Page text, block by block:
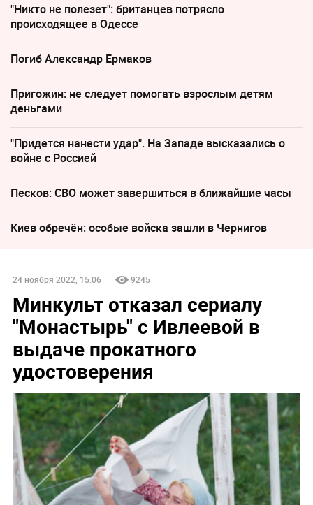
"Никто не полезет": британцев потрясло
происходящее в Одессе
Погиб Александр Ермаков
Пригожин: не следует помогать взрослым детям
деньгами
"Придется нанести удар". На Западе высказались о
войне с Россией
Песков: СВО может завершиться в ближайшие часы
Киев обречён: особые войска зашли в Чернигов
24 ноября 2022, 15:06 9245
Минкульт отказал сериалу
"Монастырь" с Ивлеевой в
выдаче прокатного
удостоверения